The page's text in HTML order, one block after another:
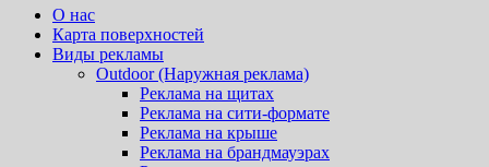
О нас
Карта поверхностей
Виды рекламы
Outdoor (Наружная реклама)
Реклама на щитах
Реклама на сити-формате
Реклама на крыше
Реклама на брандмауэрах